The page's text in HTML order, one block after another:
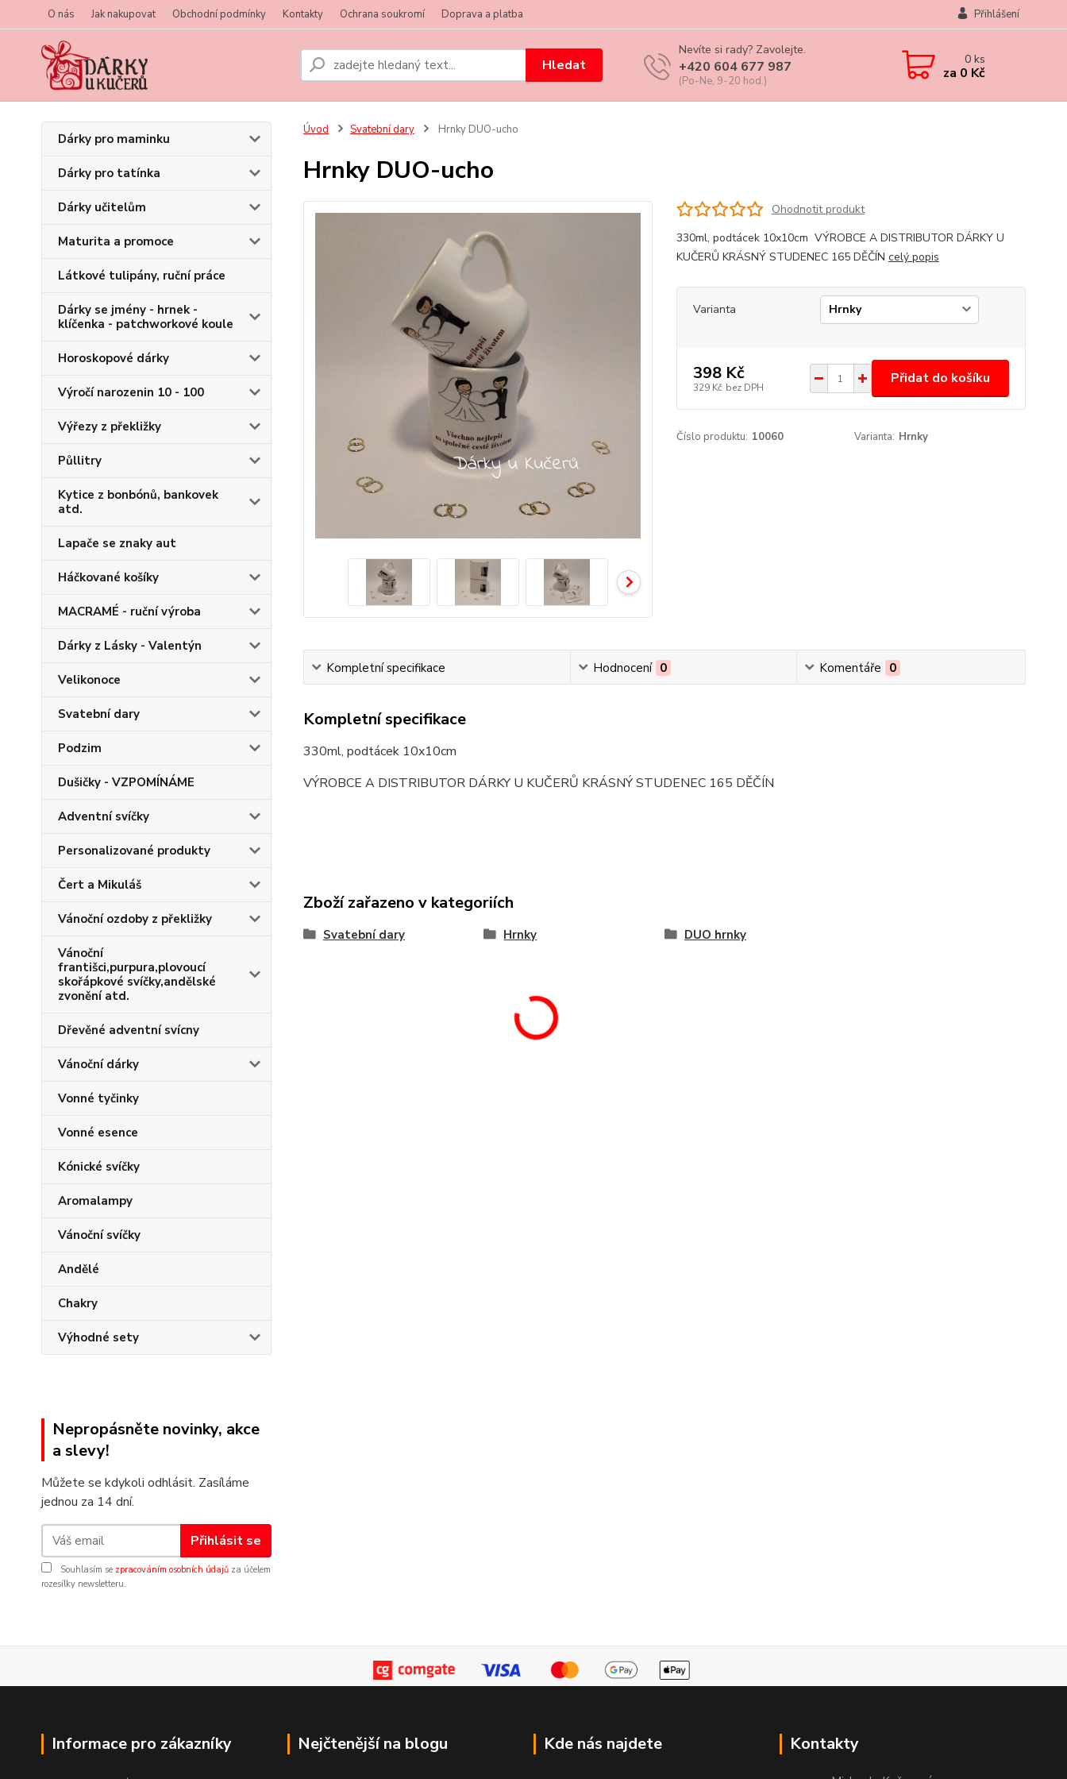
O nás Jak nakupovat Obchodní podmínky Kontakty Ochrana soukromí Doprava a platba Přihlášení
Hledat
Nevíte si rady? Zavolejte.
+420 604 677 987
(Po-Ne, 9-20 hod.)
0ks
za 0 Kč
Dárky pro maminku
Dárky pro tatínka
Dárky učitelům
Maturita a promoce
Látkové tulipány, ruční práce
Dárky se jmény - hrnek -
klíčenka - patchworkové koule
Horoskopové dárky
Výročí narozenin 10 - 100
Výřezy z překližky
Půllitry
Kytice z bonbónů, bankovek
atd.
Lapače se znaky aut
Háčkované košíky
MACRAMÉ - ruční výroba
Dárky z Lásky - Valentýn
Velikonoce
Svatební dary
Podzim
Dušičky - VZPOMÍNÁME
Adventní svíčky
Personalizované produkty
Čert a Mikuláš
Vánoční ozdoby z překližky
Vánoční
františci,purpura,plovoucí
skořápkové svíčky,andělské
zvonění atd.
Dřevěné adventní svícny
Vánoční dárky
Vonné tyčinky
Vonné esence
Kónické svíčky
Aromalampy
Vánoční svíčky
Andělé
Chakry
Výhodné sety
Nepropásněte novinky, akce
a slevy!
Můžete se kdykoli odhlásit. Zasíláme
jednou za 14 dní.
Přihlásit se
Souhlasím se zpracováním osobních údajů za účelem
rozesílky newsletteru.
Úvod Svatební dary Hrnky DUO-ucho
Hrnky DUO-ucho
Ohodnotit produkt
330ml, podtácek 10x10cm VÝROBCE A DISTRIBUTOR DÁRKY U
KUČERŮ KRÁSNÝ STUDENEC 165 DĚČÍN celý popis
Varianta
398 Kč
329 Kč bez DPH
Přidat do košíku
Číslo produktu: 10060 Varianta: Hrnky
Kompletní specifikace Hodnocení 0 Komentáře 0
Kompletní specifikace
330ml, podtácek 10x10cm
VÝROBCE A DISTRIBUTOR DÁRKY U KUČERŮ KRÁSNÝ STUDENEC 165 DĚČÍN
Zboží zařazeno v kategoriích
Svatební dary Hrnky DUO hrnky
Informace pro zákazníky Nejčtenější na blogu Kde nás najdete Kontakty